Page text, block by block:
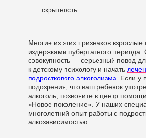
скрытность.
Многие из этих признаков взрослые
издержками пубертатного периода.
совокупность — серьезный повод
к детскому психологу и начать
подросткового алкоголизма
Если у
подозрения, что ваш ребенок
алкоголь, позвоните в центр
«Новое поколение». У наших
многолетний опыт работы с
алкозависимостью.